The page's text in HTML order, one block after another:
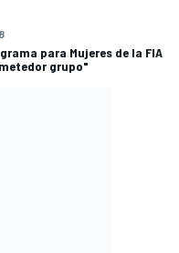
para Mujeres de la FIA
grupo"